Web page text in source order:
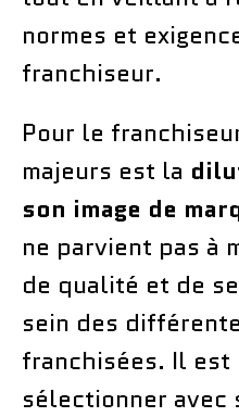
normes et
franchiseur.
Pour le
majeurs est la
son image de
ne parvient pas à
de qualité et de
sein des
franchisées. Il est
sélectionner avec